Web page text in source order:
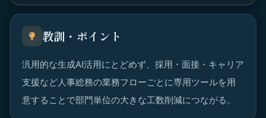
教訓・ポイント
汎用的な生成AI活用にとどめず、採用・面接・キャリア
支援など人事総務の業務フローごとに専用ツールを用
意することで部門単位の大きな工数削減につながる。